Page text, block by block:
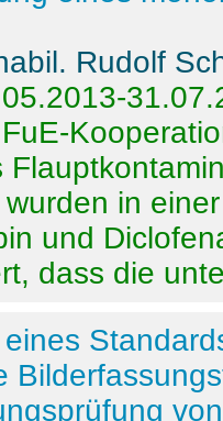
Rudolf
in
und
dass die